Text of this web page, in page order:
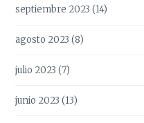
septiembre 2023 (14)
agosto 2023 (8)
julio 2023 (7)
junio 2023 (13)